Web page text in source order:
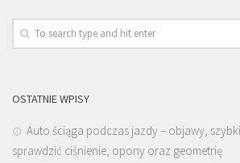
OSTATNIE WPISY
Auto ściąga podczas jazdy – objawy,
sprawdzić ciśnienie, opony oraz geometrię